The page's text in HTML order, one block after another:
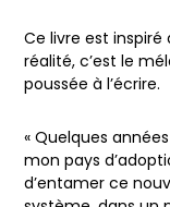
Ce livre est inspiré
réalité, c’est le
poussée à l’écrire.
« Quelques
mon pays
d’entamer ce